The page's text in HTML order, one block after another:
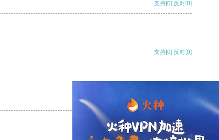
支持[0] 反对[0]
支持[0] 反对[0]
支持